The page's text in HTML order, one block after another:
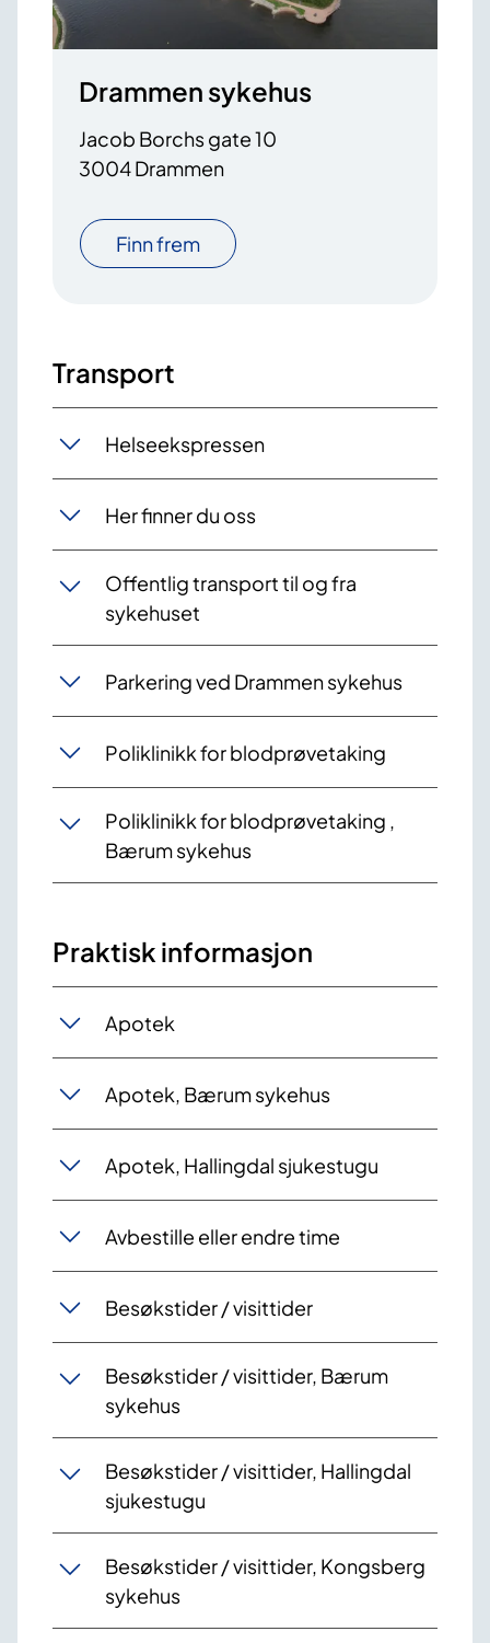
Drammen sykehus
Jacob Borchs gate 10
3004 Drammen
Finn frem
Transport
Helseekspressen
Her finner du oss
Offentlig transport til og fra
sykehuset
Parkering ved Drammen sykehus
Poliklinikk for blodprøvetaking
Poliklinikk for blodprøvetaking ,
Bærum sykehus
Praktisk informasjon
Apotek
Apotek, Bærum sykehus
Apotek, Hallingdal sjukestugu
Avbestille eller endre time
Besøkstider / visittider
Besøkstider / visittider, Bærum
sykehus
Besøkstider / visittider, Hallingdal
sjukestugu
Besøkstider / visittider, Kongsberg
sykehus